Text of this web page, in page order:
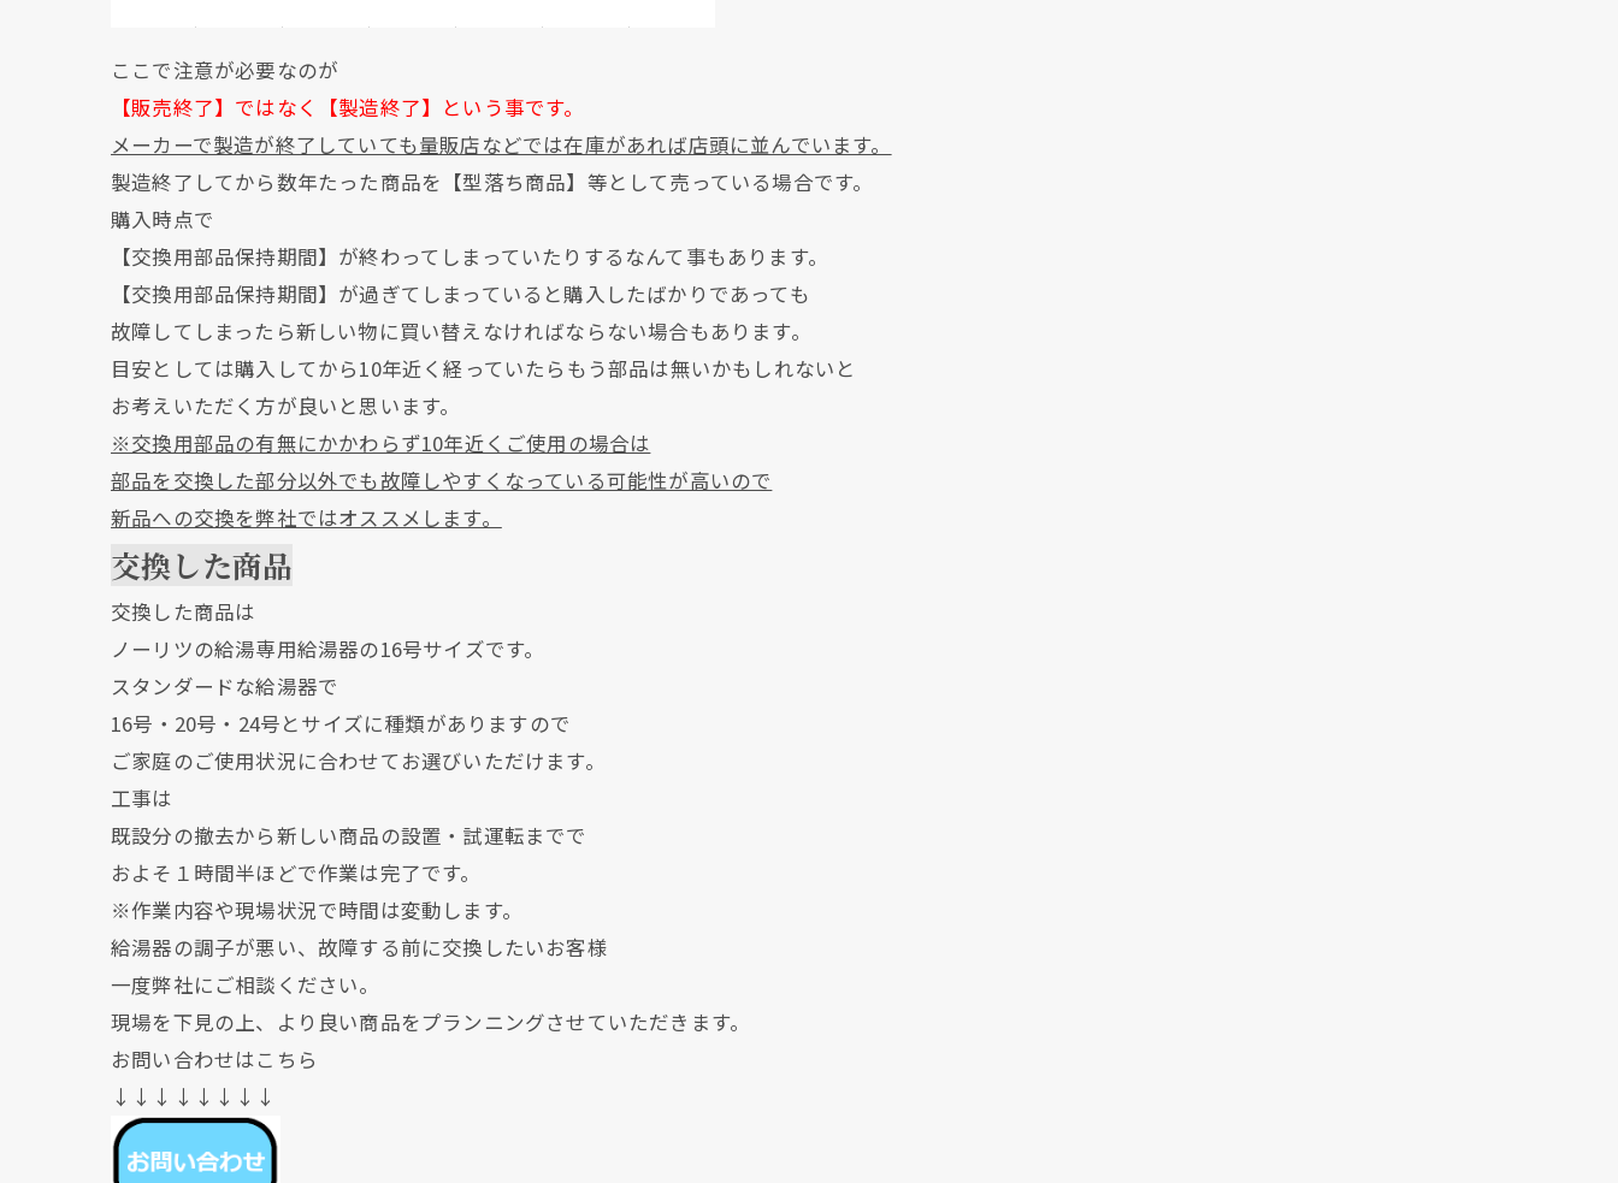
ここで注意が必要なのが
【販売終了】ではなく【製造終了】という事です。
メーカーで製造が終了していても量販店などでは在庫があれば店頭に並んでいます。
製造終了してから数年たった商品を【型落ち商品】等として売っている場合です。
購入時点で
【交換用部品保持期間】が終わってしまっていたりするなんて事もあります。
【交換用部品保持期間】が過ぎてしまっていると購入したばかりであっても
故障してしまったら新しい物に買い替えなければならない場合もあります。
目安としては購入してから10年近く経っていたらもう部品は無いかもしれないと
お考えいただく方が良いと思います。
※交換用部品の有無にかかわらず10年近くご使用の場合は
部品を交換した部分以外でも故障しやすくなっている可能性が高いので
新品への交換を弊社ではオススメします。
交換した商品
交換した商品は
ノーリツの給湯専用給湯器の16号サイズです。
スタンダードな給湯器で
16号・20号・24号とサイズに種類がありますので
ご家庭のご使用状況に合わせてお選びいただけます。
工事は
既設分の撤去から新しい商品の設置・試運転までで
およそ１時間半ほどで作業は完了です。
※作業内容や現場状況で時間は変動します。
給湯器の調子が悪い、故障する前に交換したいお客様
一度弊社にご相談ください。
現場を下見の上、より良い商品をプランニングさせていただきます。
お問い合わせはこちら
↓↓↓↓↓↓↓↓
クリックでチラシのページにジャンプします
クリックでチラシのページにジャンプします